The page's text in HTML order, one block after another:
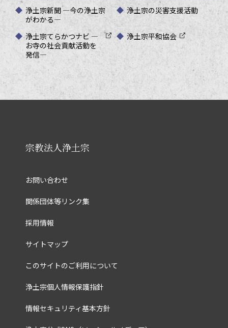
浄土宗新聞 ―今の浄土宗
がわかる―
浄土宗の災害支援活動
浄土宗てらかつナビ ―
お寺の社会貢献活動を
発信―
浄土宗平和協会
宗教法人浄土宗
お問い合わせ
関係団体等リンク集
採用情報
サイトマップ
このサイトのご利用について
浄土宗個人情報保護指針
情報セキュリティ基本方針